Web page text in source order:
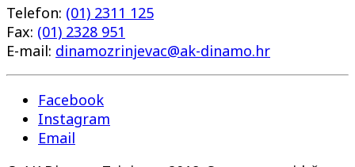
Telefon: (01) 2311 125
Fax: (01) 2328 951
E-mail: dinamozrinjevac@ak-dinamo.hr
Facebook
Instagram
Email